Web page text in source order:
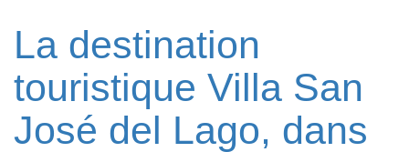
La destination
touristique Villa San
José del Lago, dans